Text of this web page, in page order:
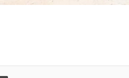
Imprimer